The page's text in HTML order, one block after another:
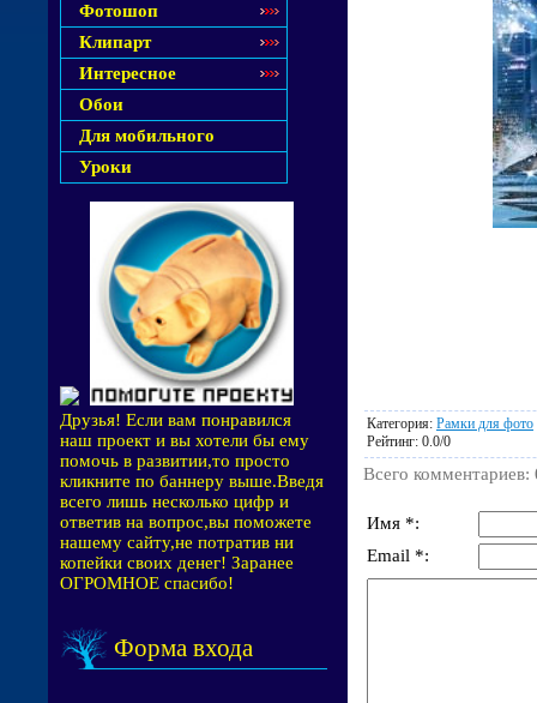
Фотошоп
Клипарт
Интересное
Обои
Для мобильного
Уроки
Друзья! Если вам понравился
наш проект и вы хотели бы ему
помочь в развитии,то просто
кликните по баннеру выше.Введя
всего лишь несколько цифр и
ответив на вопрос,вы поможете
нашему сайту,не потратив ни
копейки своих денег! Заранее
ОГРОМНОЕ спасибо!
Форма входа
Категория: Рамки для фото
Рейтинг: 0.0/0
Всего комментариев:
Имя *:
Email *: